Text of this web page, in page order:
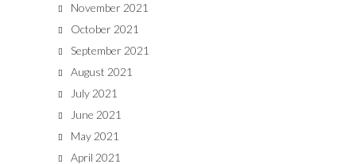
November 2021
October 2021
September 2021
August 2021
July 2021
June 2021
May 2021
April 2021